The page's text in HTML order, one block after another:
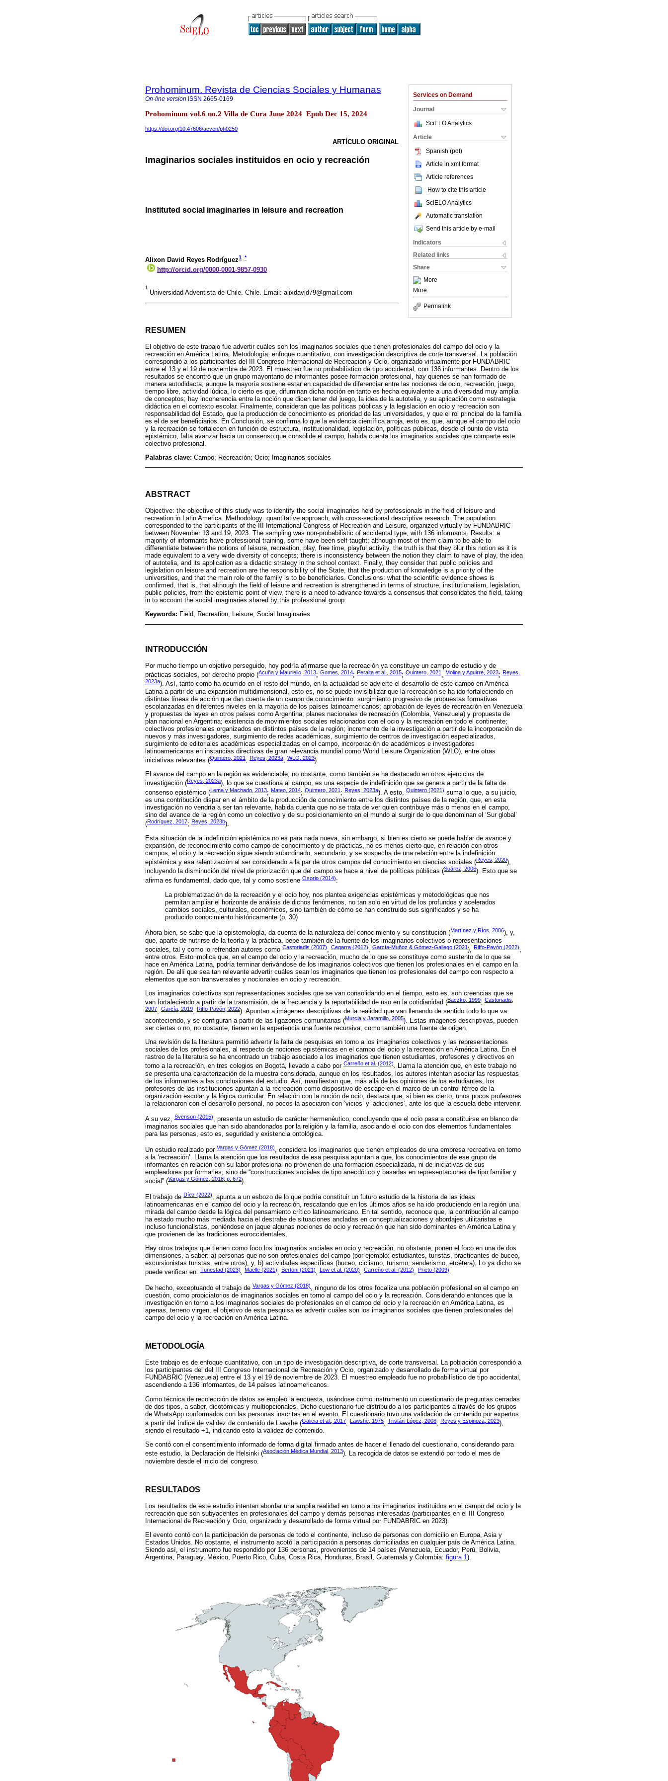
Services on Demand
Journal
SciELO Analytics
Article
Spanish (pdf)
Article in xml format
Article references
How to cite this article
SciELO Analytics
Automatic translation
Send this article by e-mail
Indicators
Related links
Share
More
More
Permalink
Prohominum. Revista de Ciencias Sociales y Humanas
On-line version ISSN 2665-0169
Prohominum vol.6 no.2 Villa de Cura June 2024 Epub Dec 15, 2024
https://doi.org/10.47606/acven/ph0250
ARTÍCULO ORIGINAL
Imaginarios sociales instituidos en ocio y recreación
Instituted social imaginaries in leisure and recreation
Alixon David Reyes Rodríguez1 *
http://orcid.org/0000-0001-9857-0930
1
Universidad Adventista de Chile. Chile. Email: alixdavid79@gmail.com
RESUMEN
El objetivo de este trabajo fue advertir cuáles son los imaginarios sociales que tienen profesionales del campo del ocio y la
recreación en América Latina. Metodología: enfoque cuantitativo, con investigación descriptiva de corte transversal. La población
correspondió a los participantes del III Congreso Internacional de Recreación y Ocio, organizado virtualmente por FUNDABRIC
entre el 13 y el 19 de noviembre de 2023. El muestreo fue no probabilístico de tipo accidental, con 136 informantes. Dentro de los
resultados se encontró que un grupo mayoritario de informantes posee formación profesional, hay quienes se han formado de
manera autodidacta; aunque la mayoría sostiene estar en capacidad de diferenciar entre las nociones de ocio, recreación, juego,
tiempo libre, actividad lúdica, lo cierto es que, difuminan dicha noción en tanto es hecha equivalente a una diversidad muy amplia
de conceptos; hay incoherencia entre la noción que dicen tener del juego, la idea de la autotelia, y su aplicación como estrategia
didáctica en el contexto escolar. Finalmente, consideran que las políticas públicas y la legislación en ocio y recreación son
responsabilidad del Estado, que la producción de conocimiento es prioridad de las universidades, y que el rol principal de la familia
es el de ser beneficiarios. En Conclusión, se confirma lo que la evidencia científica arroja, esto es, que, aunque el campo del ocio
y la recreación se fortalecen en función de estructura, institucionalidad, legislación, políticas públicas, desde el punto de vista
epistémico, falta avanzar hacia un consenso que consolide el campo, habida cuenta los imaginarios sociales que comparte este
colectivo profesional.
Palabras clave: Campo; Recreación; Ocio; Imaginarios sociales
ABSTRACT
Objective: the objective of this study was to identify the social imaginaries held by professionals in the field of leisure and
recreation in Latin America. Methodology: quantitative approach, with cross-sectional descriptive research. The population
corresponded to the participants of the III International Congress of Recreation and Leisure, organized virtually by FUNDABRIC
between November 13 and 19, 2023. The sampling was non-probabilistic of accidental type, with 136 informants. Results: a
majority of informants have professional training, some have been self-taught; although most of them claim to be able to
differentiate between the notions of leisure, recreation, play, free time, playful activity, the truth is that they blur this notion as it is
made equivalent to a very wide diversity of concepts; there is inconsistency between the notion they claim to have of play, the idea
of autotelia, and its application as a didactic strategy in the school context. Finally, they consider that public policies and
legislation on leisure and recreation are the responsibility of the State, that the production of knowledge is a priority of the
universities, and that the main role of the family is to be beneficiaries. Conclusions: what the scientific evidence shows is
confirmed, that is, that although the field of leisure and recreation is strengthened in terms of structure, institutionalism, legislation,
public policies, from the epistemic point of view, there is a need to advance towards a consensus that consolidates the field, taking
in to account the social imaginaries shared by this professional group.
Keywords: Field; Recreation; Leisure; Social Imaginaries
INTRODUCCIÓN
Por mucho tiempo un objetivo perseguido, hoy podría afirmarse que la recreación ya constituye un campo de estudio y de
prácticas sociales, por derecho propio (Acuña y Mauriello, 2013; Gomes, 2014; Peralta et al., 2015; Quintero, 2021 , Molina y Aguirre, 2023; Reyes,
2023a). Así, tanto como ha ocurrido en el resto del mundo, en la actualidad se advierte el desarrollo de este campo en América
Latina a partir de una expansión multidimensional, esto es, no se puede invisibilizar que la recreación se ha ido fortaleciendo en
distintas líneas de acción que dan cuenta de un campo de conocimiento: surgimiento progresivo de propuestas formativas
escolarizadas en diferentes niveles en la mayoría de los países latinoamericanos; aprobación de leyes de recreación en Venezuela
y propuestas de leyes en otros países como Argentina; planes nacionales de recreación (Colombia, Venezuela) y propuesta de
plan nacional en Argentina; existencia de movimientos sociales relacionados con el ocio y la recreación en todo el continente;
colectivos profesionales organizados en distintos países de la región; incremento de la investigación a partir de la incorporación de
nuevos y más investigadores, surgimiento de redes académicas, surgimiento de centros de investigación especializados,
surgimiento de editoriales académicas especializadas en el campo, incorporación de académicos e investigadores
latinoamericanos en instancias directivas de gran relevancia mundial como World Leisure Organization (WLO), entre otras
iniciativas relevantes (Quintero, 2021 ; Reyes, 2023a; WLO, 2023).
El avance del campo en la región es evidenciable, no obstante, como también se ha destacado en otros ejercicios de
investigación (Reyes, 2023a), lo que se cuestiona al campo, es una especie de indefinición que se genera a partir de la falta de
consenso epistémico (Lema y Machado, 2013; Mateo, 2014; Quintero, 2021 ; Reyes, 2023a). A esto, Quintero (2021) suma lo que, a su juicio,
es una contribución dispar en el ámbito de la producción de conocimiento entre los distintos países de la región, que, en esta
investigación no vendría a ser tan relevante, habida cuenta que no se trata de ver quien contribuye más o menos en el campo,
sino del avance de la región como un colectivo y de su posicionamiento en el mundo al surgir de lo que denominan el ‘Sur global’
(Rodríguez, 2017; Reyes, 2023b).
Esta situación de la indefinición epistémica no es para nada nueva, sin embargo, si bien es cierto se puede hablar de avance y
expansión, de reconocimiento como campo de conocimiento y de prácticas, no es menos cierto que, en relación con otros
campos, el ocio y la recreación sigue siendo subordinado, secundario, y se sospecha de una relación entre la indefinición
epistémica y esa ralentización al ser considerado a la par de otros campos del conocimiento en ciencias sociales (Reyes, 2020),
incluyendo la disminución del nivel de priorización que del campo se hace a nivel de políticas públicas (Suárez, 2006). Esto que se
afirma es fundamental, dado que, tal y como sostiene Osorio (2014):
La problematización de la recreación y el ocio hoy, nos plantea exigencias epistémicas y metodológicas que nos
permitan ampliar el horizonte de análisis de dichos fenómenos, no tan solo en virtud de los profundos y acelerados
cambios sociales, culturales, económicos, sino también de cómo se han construido sus significados y se ha
producido conocimiento históricamente (p. 30)
Ahora bien, se sabe que la epistemología, da cuenta de la naturaleza del conocimiento y su constitución (Martínez y Ríos, 2006), y,
que, aparte de nutrirse de la teoría y la práctica, bebe también de la fuente de los imaginarios colectivos o representaciones
sociales, tal y como lo refrendan autores como Castoriadis (2007) Cegarra (2012) García-Muñoz & Gómez-Gallego (2021), Riffo-Pavón (2022)
entre otros. Esto implica que, en el campo del ocio y la recreación, mucho de lo que se constituye como sustento de lo que se
hace en América Latina, podría terminar derivándose de los imaginarios colectivos que tienen los profesionales en el campo en la
región. De allí que sea tan relevante advertir cuáles sean los imaginarios que tienen los profesionales del campo con respecto a
elementos que son transversales y nocionales en ocio y recreación.
Los imaginarios colectivos son representaciones sociales que se van consolidando en el tiempo, esto es, son creencias que se
van fortaleciendo a partir de la transmisión, de la frecuencia y la reportabilidad de uso en la cotidianidad (Baczko, 1999; Castoriadis,
2007; García, 2019; Riffo-Pavón, 2022). Apuntan a imágenes descriptivas de la realidad que van llenando de sentido todo lo que va
aconteciendo, y se configuran a partir de las ligazones comunitarias (Murcia y Jaramillo, 2005). Estas imágenes descriptivas, pueden
ser ciertas o no, no obstante, tienen en la experiencia una fuente recursiva, como también una fuente de origen.
Una revisión de la literatura permitió advertir la falta de pesquisas en torno a los imaginarios colectivos y las representaciones
sociales de los profesionales, al respecto de nociones epistémicas en el campo del ocio y la recreación en América Latina. En el
rastreo de la literatura se ha encontrado un trabajo asociado a los imaginarios que tienen estudiantes, profesores y directivos en
torno a la recreación, en tres colegios en Bogotá, llevado a cabo por Carreño et al. (2012). Llama la atención que, en este trabajo no
se presenta una caracterización de la muestra considerada, aunque en los resultados, los autores intentan asociar las respuestas
de los informantes a las conclusiones del estudio. Así, manifiestan que, más allá de las opiniones de los estudiantes, los
profesores de las instituciones apuntan a la recreación como dispositivo de escape en el marco de un control férreo de la
organización escolar y la lógica curricular. En relación con la noción de ocio, destaca que, si bien es cierto, unos pocos profesores
la relacionaron con el desarrollo personal, no pocos la asociaron con ‘vicios’ y ‘adicciones’, ante los que la escuela debe intervenir.
A su vez, Svenson (2015), presenta un estudio de carácter hermenéutico, concluyendo que el ocio pasa a constituirse en blanco de
imaginarios sociales que han sido abandonados por la religión y la familia, asociando el ocio con dos elementos fundamentales
para las personas, esto es, seguridad y existencia ontológica.
Un estudio realizado por Vargas y Gómez (2018), considera los imaginarios que tienen empleados de una empresa recreativa en torno
a la ‘recreación’. Llama la atención que los resultados de esa pesquisa apuntan a que, los conocimientos de ese grupo de
informantes en relación con su labor profesional no provienen de una formación especializada, ni de iniciativas de sus
empleadores por formarles, sino de “construcciones sociales de tipo anecdótico y basadas en representaciones de tipo familiar y
social” (Vargas y Gómez, 2018; p. 672).
El trabajo de Díez (2022)
, apunta a un esbozo de lo que podría constituir un futuro estudio de la historia de las ideas
latinoamericanas en el campo del ocio y la recreación, rescatando que en los últimos años se ha ido produciendo en la región una
mirada del campo desde la lógica del pensamiento crítico latinoamericano. En tal sentido, reconoce que, la contribución al campo
ha estado mucho más mediada hacia el destrabe de situaciones ancladas en conceptualizaciones y abordajes utilitaristas e
incluso funcionalistas, poniéndose en jaque algunas nociones de ocio y recreación que han sido dominantes en América Latina y
que provienen de las tradiciones euroccidentales,
Hay otros trabajos que tienen como foco los imaginarios sociales en ocio y recreación, no obstante, ponen el foco en una de dos
dimensiones, a saber: a) personas que no son profesionales del campo (por ejemplo: estudiantes, turistas, practicantes de buceo,
excursionistas turistas, entre otros), y, b) actividades específicas (buceo, ciclismo, turismo, senderismo, etcétera). Lo ya dicho se
puede verificar en: Tunestad (2023), Maëlle (2021), Bertoni (2021), Low et al. (2020), Carreño et al. (2012), Prieto (2009).
De hecho, exceptuando el trabajo de Vargas y Gómez (2018), ninguno de los otros focaliza una población profesional en el campo en
cuestión, como propiciatorios de imaginarios sociales en torno al campo del ocio y la recreación. Considerando entonces que la
investigación en torno a los imaginarios sociales de profesionales en el campo del ocio y la recreación en América Latina, es
apenas, terreno virgen, el objetivo de esta pesquisa es advertir cuáles son los imaginarios sociales que tienen profesionales del
campo del ocio y la recreación en América Latina.
METODOLOGÍA
Este trabajo es de enfoque cuantitativo, con un tipo de investigación descriptiva, de corte transversal. La población correspondió a
los participantes del del III Congreso Internacional de Recreación y Ocio, organizado y desarrollado de forma virtual por
FUNDABRIC (Venezuela) entre el 13 y el 19 de noviembre de 2023. El muestreo empleado fue no probabilístico de tipo accidental,
ascendiendo a 136 informantes, de 14 países latinoamericanos.
Como técnica de recolección de datos se empleó la encuesta, usándose como instrumento un cuestionario de preguntas cerradas
de dos tipos, a saber, dicotómicas y multiopcionales. Dicho cuestionario fue distribuido a los participantes a través de los grupos
de WhatsApp conformados con las personas inscritas en el evento. El cuestionario tuvo una validación de contenido por expertos
a partir del índice de validez de contenido de Lawshe (Galicia et al., 2017; Lawshe, 1975; Tristán-López, 2008; Reyes y Espinoza, 2023),
siendo el resultado +1, indicando esto la validez de contenido.
Se contó con el consentimiento informado de forma digital firmado antes de hacer el llenado del cuestionario, considerando para
este estudio, la Declaración de Helsinki (Asociación Médica Mundial, 2013). La recogida de datos se extendió por todo el mes de
noviembre desde el inicio del congreso.
RESULTADOS
Los resultados de este estudio intentan abordar una amplia realidad en torno a los imaginarios instituidos en el campo del ocio y la
recreación que son subyacentes en profesionales del campo y demás personas interesadas (participantes en el III Congreso
Internacional de Recreación y Ocio, organizado y desarrollado de forma virtual por FUNDABRIC en 2023).
El evento contó con la participación de personas de todo el continente, incluso de personas con domicilio en Europa, Asia y
Estados Unidos. No obstante, el instrumento acotó la participación a personas domiciliadas en cualquier país de América Latina.
Siendo así, el instrumento fue respondido por 136 personas, provenientes de 14 países (Venezuela, Ecuador, Perú, Bolivia,
Argentina, Paraguay, México, Puerto Rico, Cuba, Costa Rica, Honduras, Brasil, Guatemala y Colombia: figura 1).